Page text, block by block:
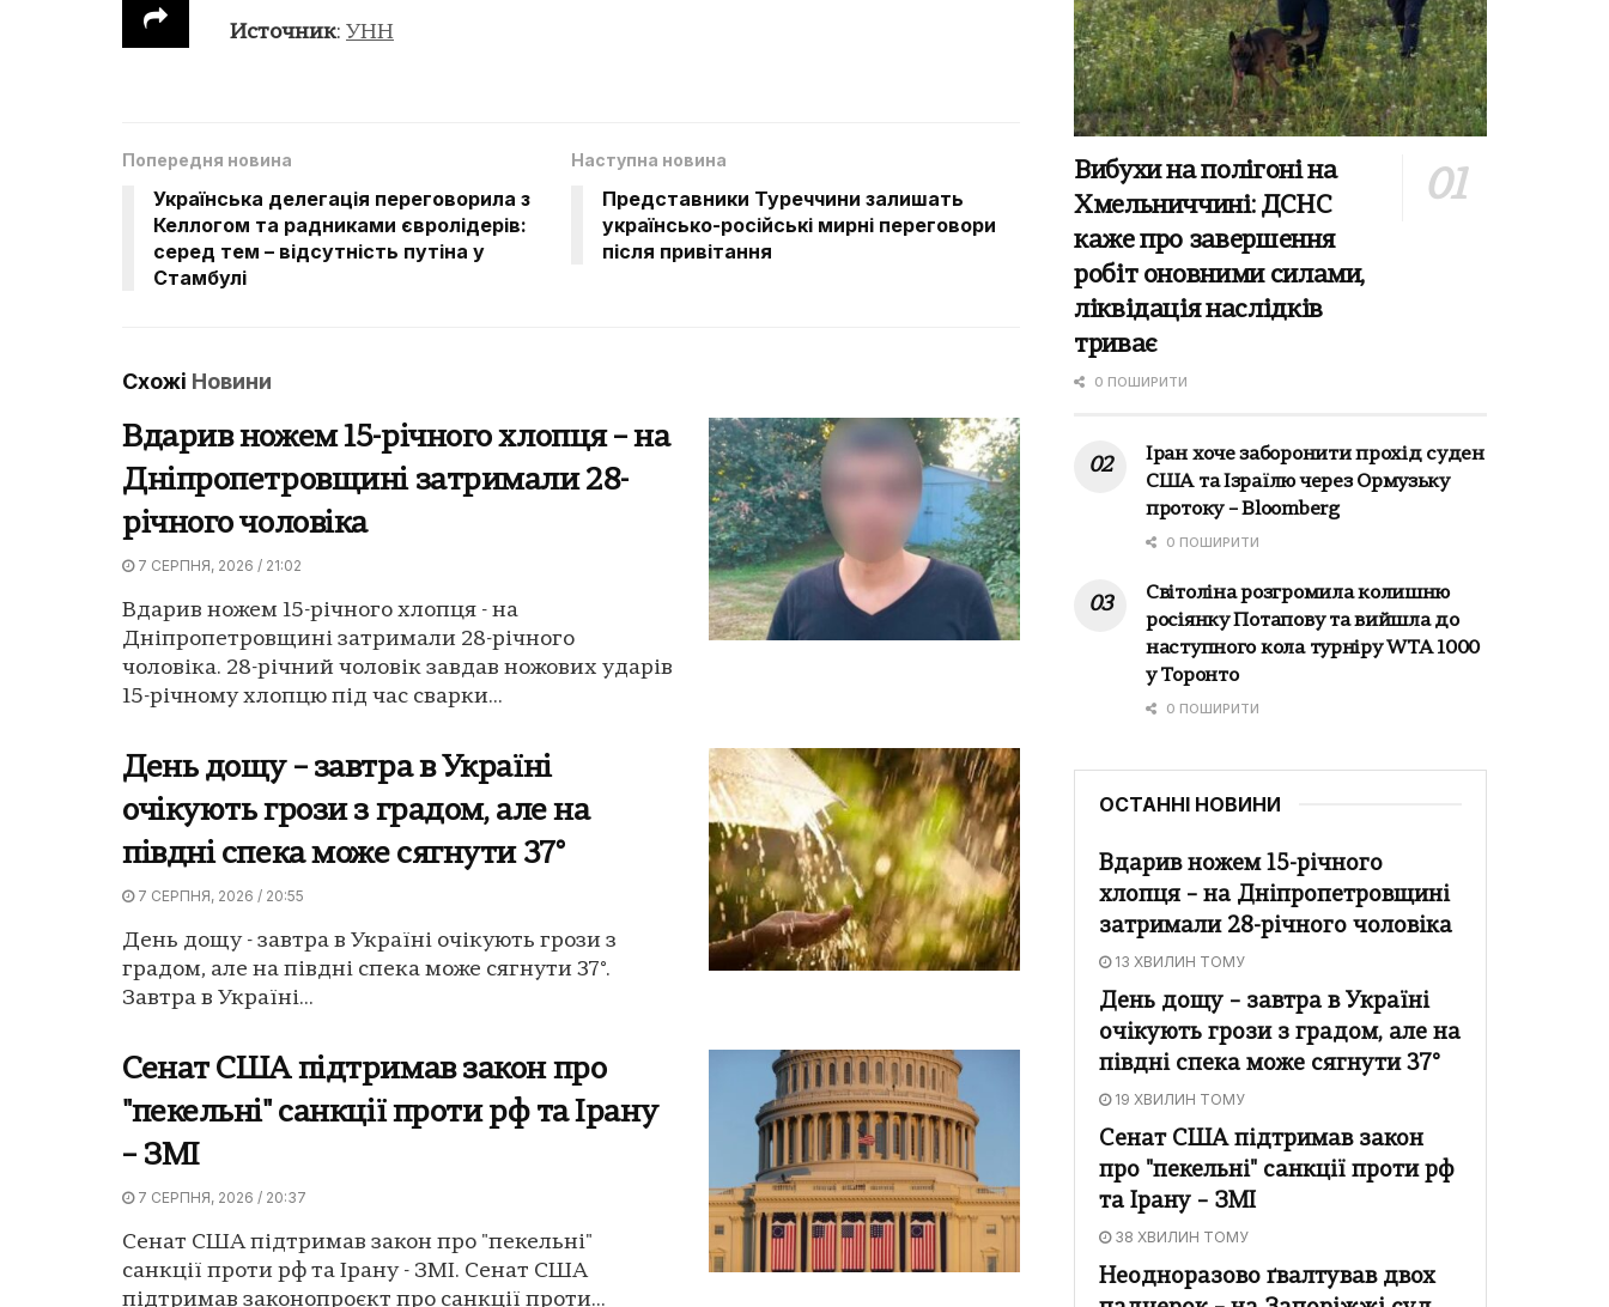
Источник: УНН
Попередня новина
Українська делегація переговорила з
Келлогом та радниками євролідерів:
серед тем – відсутність путіна у
Стамбулі
Наступна новина
Представники Туреччини залишать
українсько-російські мирні переговори
після привітання
Схожі Новини
Вдарив ножем 15-річного хлопця – на
Дніпропетровщині затримали 28-
річного чоловіка
7 СЕРПНЯ, 2026 / 21:02
Вдарив ножем 15-річного хлопця - на
Дніпропетровщині затримали 28-річного
чоловіка. 28-річний чоловік завдав ножових ударів
15-річному хлопцю під час сварки...
День дощу – завтра в Україні
очікують грози з градом, але на
півдні спека може сягнути 37°
7 СЕРПНЯ, 2026 / 20:55
День дощу - завтра в Україні очікують грози з
градом, але на півдні спека може сягнути 37°.
Завтра в Україні...
Сенат США підтримав закон про
"пекельні" санкції проти рф та Ірану
– ЗМІ
7 СЕРПНЯ, 2026 / 20:37
Сенат США підтримав закон про "пекельні"
санкції проти рф та Ірану - ЗМІ. Сенат США
підтримав законопроєкт про санкції проти...
Вибухи на полігоні на
Хмельниччині: ДСНС
каже про завершення
робіт оновними силами,
ліквідація наслідків
триває
0 ПОШИРИТИ
Іран хоче заборонити прохід суден
США та Ізраїлю через Ормузьку
протоку – Bloomberg
0 ПОШИРИТИ
Світоліна розгромила колишню
росіянку Потапову та вийшла до
наступного кола турніру WTA 1000
у Торонто
0 ПОШИРИТИ
ОСТАННІ НОВИНИ
Вдарив ножем 15-річного
хлопця – на Дніпропетровщині
затримали 28-річного чоловіка
13 ХВИЛИН ТОМУ
День дощу – завтра в Україні
очікують грози з градом, але на
півдні спека може сягнути 37°
19 ХВИЛИН ТОМУ
Сенат США підтримав закон
про "пекельні" санкції проти рф
та Ірану – ЗМІ
38 ХВИЛИН ТОМУ
Неодноразово ґвалтував двох